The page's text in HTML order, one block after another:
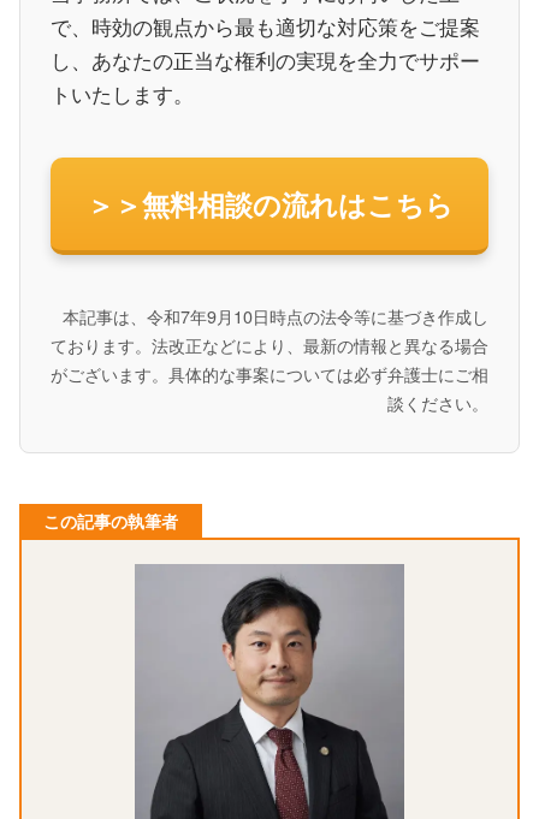
で、時効の観点から最も適切な対応策をご提案
し、あなたの正当な権利の実現を全力でサポー
トいたします。
＞＞無料相談の流れはこちら
本記事は、令和7年9月10日時点の法令等に基づき作成し
ております。法改正などにより、最新の情報と異なる場合
がございます。具体的な事案については必ず弁護士にご相
談ください。
この記事の執筆者